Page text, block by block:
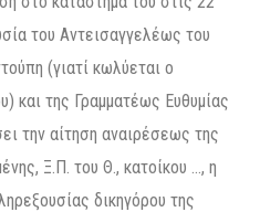
του Αντεισαγγελέως του
(γιατί κωλύεται ο
και της Γραμματέως Ευθυμίας
την αίτηση αναιρέσεως της
Ξ.Π. του Θ., κατοίκου …, η
δικηγόρου της